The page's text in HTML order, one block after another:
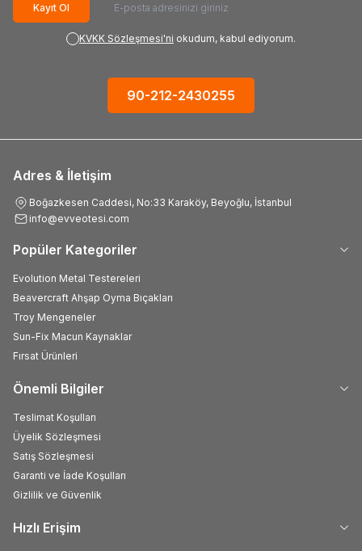
Kayıt Ol
KVKK Sözleşmesi'ni okudum, kabul ediyorum.
90-212-2430255
Adres & İletişim
Boğazkesen Caddesi, No:33 Karaköy, Beyoğlu, İstanbul
info@evveotesi.com
Popüler Kategoriler
Evolution Metal Testereleri
Beavercraft Ahşap Oyma Bıçakları
Troy Mengeneler
Sun-Fix Macun Kaynaklar
Fırsat Ürünleri
Önemli Bilgiler
Teslimat Koşulları
Üyelik Sözleşmesi
Satış Sözleşmesi
Garanti ve İade Koşulları
Gizlilik ve Güvenlik
Hızlı Erişim